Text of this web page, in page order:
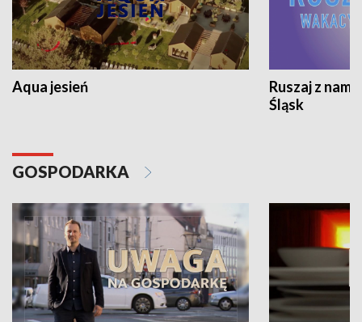
Aqua jesień
Ruszaj z
Śląsk
GOSPODARKA